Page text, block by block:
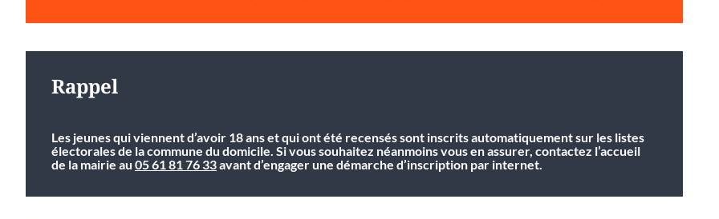
Rappel
Les jeunes qui viennent d’avoir 18 ans et qui ont été recensés sont inscrits automatiquement sur les listes
électorales de la commune du domicile. Si vous souhaitez néanmoins vous en assurer, contactez l’accueil
de la mairie au 05 61 81 76 33avant d’engager une démarche d’inscription par internet.